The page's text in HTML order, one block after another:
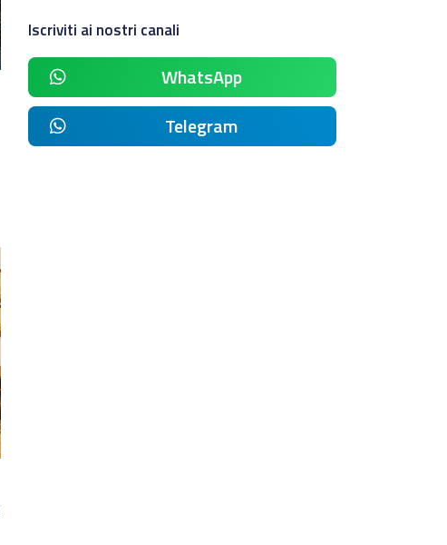
Iscriviti ai nostri canali
WhatsApp
Telegram